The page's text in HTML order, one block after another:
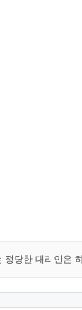
당한 대리인은